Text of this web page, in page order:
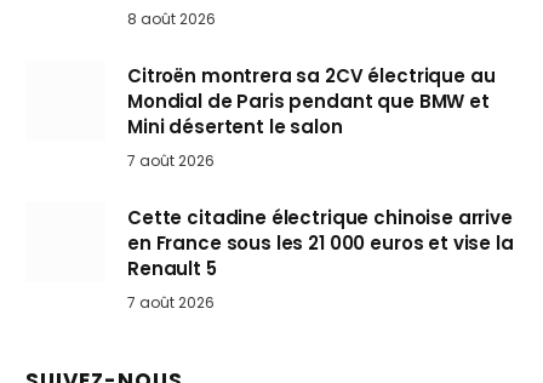
8 août 2026
Citroën montrera sa 2CV électrique au
Mondial de Paris pendant que BMW et
Mini désertent le salon
7 août 2026
Cette citadine électrique chinoise arrive
en France sous les 21 000 euros et vise la
Renault 5
7 août 2026